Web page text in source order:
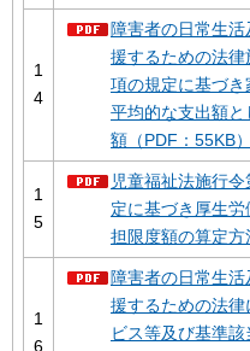
1
4
障害者の日常生
援するための法
項の規定に基づ
平均的な支出額
額（PDF：55KB）
1
5
児童福祉法施行
定に基づき厚生
担限度額の算定方
1
6
障害者の日常生
援するための法
ビス等及び基準